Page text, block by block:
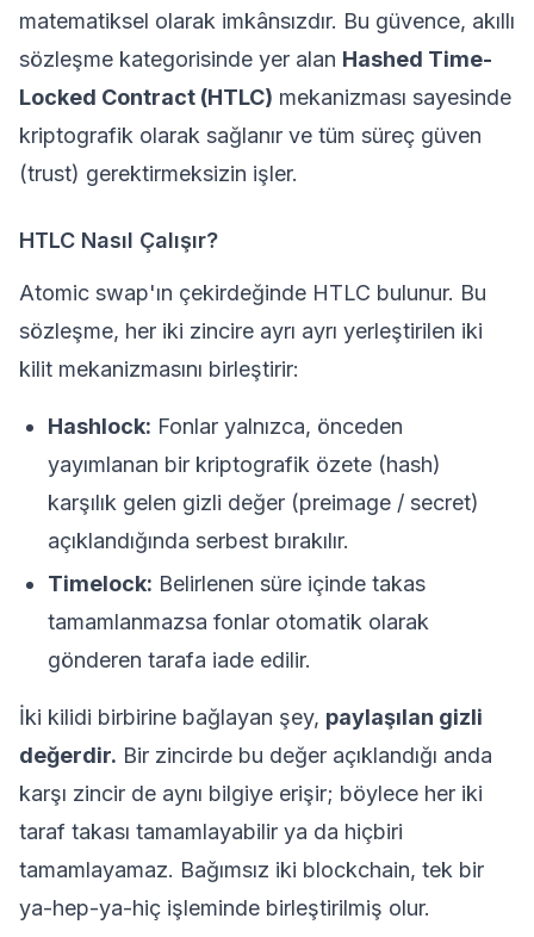
matematiksel olarak imkânsızdır. Bu güvence, akıllı
sözleşme kategorisinde yer alan Hashed Time-
Locked Contract (HTLC) mekanizması sayesinde
kriptografik olarak sağlanır ve tüm süreç güven
(trust) gerektirmeksizin işler.
HTLC Nasıl Çalışır?
Atomic swap'ın çekirdeğinde HTLC bulunur. Bu
sözleşme, her iki zincire ayrı ayrı yerleştirilen iki
kilit mekanizmasını birleştirir:
Hashlock: Fonlar yalnızca, önceden
yayımlanan bir kriptografik özete (hash)
karşılık gelen gizli değer (preimage / secret)
açıklandığında serbest bırakılır.
Timelock: Belirlenen süre içinde takas
tamamlanmazsa fonlar otomatik olarak
gönderen tarafa iade edilir.
İki kilidi birbirine bağlayan şey, paylaşılan gizli
değerdir. Bir zincirde bu değer açıklandığı anda
karşı zincir de aynı bilgiye erişir; böylece her iki
taraf takası tamamlayabilir ya da hiçbiri
tamamlayamaz. Bağımsız iki blockchain, tek bir
ya-hep-ya-hiç işleminde birleştirilmiş olur.